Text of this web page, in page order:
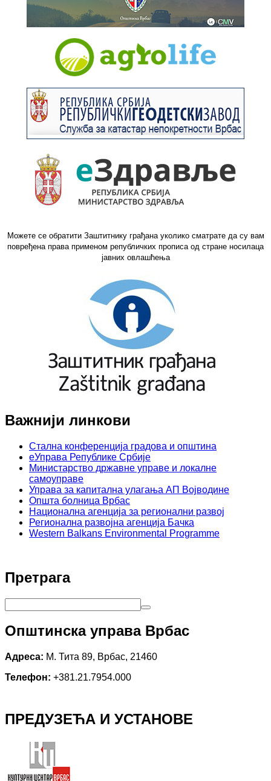
Можете се обратити Заштитнику грађана уколико сматрате да су вам
повређена права применом републичких прописа од стране носилаца
јавних овлашћења
Важнији линкови
Стална конференција градова и општина
еУправа Републике Србије
Министарство државне управе и локалне
самоуправе
Управа за капитална улагања АП Војводине
Општа болница Врбас
Национална агенција за регионални развој
Регионална развојна агенција Бачка
Western Balkans Environmental Programme
Претрага
Општинска управа Врбас
Адреса: М. Тита 89, Врбас, 21460
Телефон: +381.21.7954.000
ПРЕДУЗЕЋА И УСТАНОВЕ